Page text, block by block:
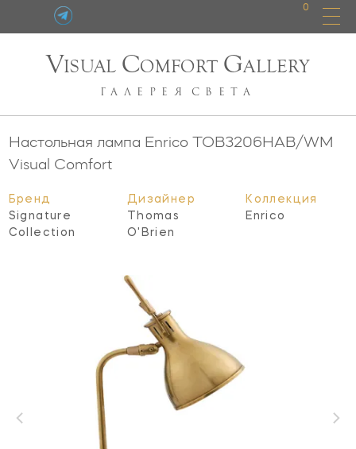
0
VISUAL COMFORT GALLERY
ГАЛЕРЕЯ СВЕТА
Настольная лампа Enrico TOB3206HAB/WM
Visual Comfort
Бренд
Signature
Collection
Дизайнер
Thomas
O'Brien
Коллекция
Enrico